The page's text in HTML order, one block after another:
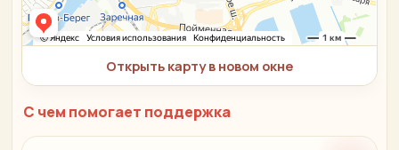
Открыть карту в новом окне
С чем помогает поддержка